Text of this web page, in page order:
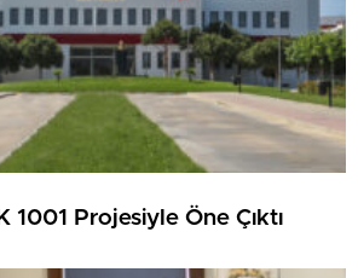
1001 Projesiyle Öne Çıktı